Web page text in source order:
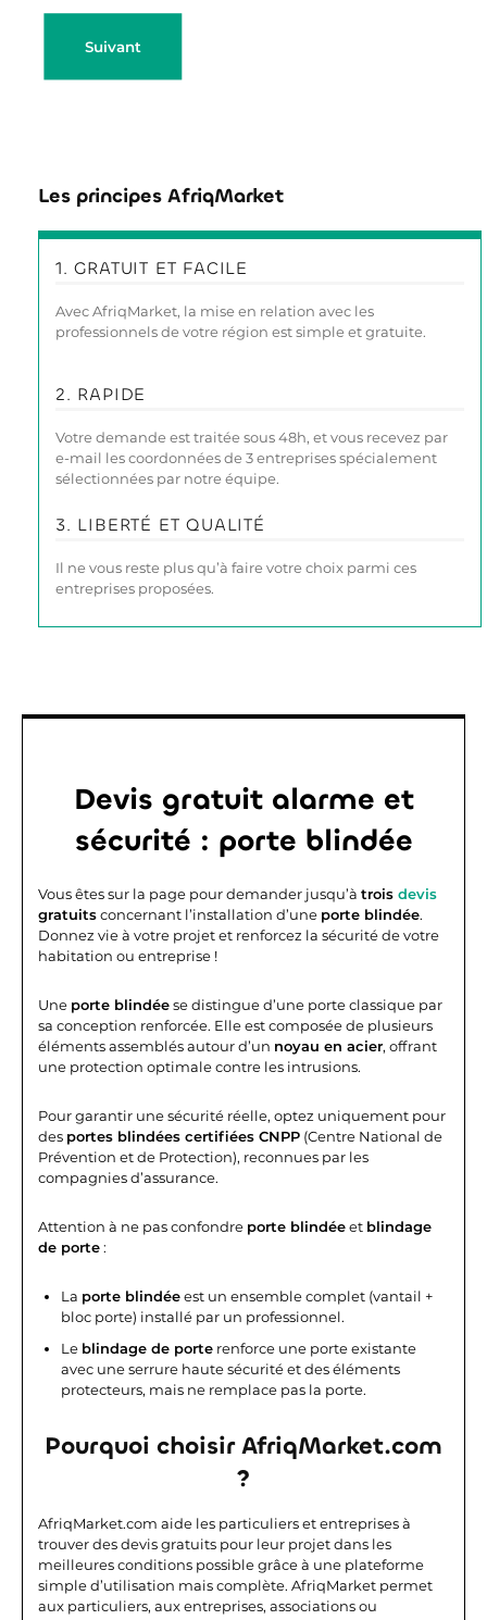
Suivant
Les principes AfriqMarket
1. GRATUIT ET FACILE
Avec AfriqMarket, la mise en relation avec les
professionnels de votre région est simple et gratuite.
2. RAPIDE
Votre demande est traitée sous 48h, et vous recevez par
e-mail les coordonnées de 3 entreprises spécialement
sélectionnées par notre équipe.
3. LIBERTÉ ET QUALITÉ
Il ne vous reste plus qu’à faire votre choix parmi ces
entreprises proposées.
Devis gratuit alarme et
sécurité : porte blindée
Vous êtes sur la page pour demander jusqu’à trois devis
gratuitsconcernant l’installation d’une porte blindée.
Donnez vie à votre projet et renforcez la sécurité de votre
habitation ou entreprise !
Une porte blindéese distingue d’une porte classique par
sa conception renforcée. Elle est composée de plusieurs
éléments assemblés autour d’un noyau en acier, offrant
une protection optimale contre les intrusions.
Pour garantir une sécurité réelle, optez uniquement pour
des portes blindées certifiées CNPP (Centre National de
Prévention et de Protection), reconnues par les
compagnies d’assurance.
Attention à ne pas confondre porte blindéeet blindage
de porte:
La porte blindéeest un ensemble complet (vantail +
bloc porte) installé par un professionnel.
Le blindage de porte renforce une porte existante
avec une serrure haute sécurité et des éléments
protecteurs, mais ne remplace pas la porte.
Pourquoi choisir AfriqMarket.com
?
AfriqMarket.com aide les particuliers et entreprises à
trouver des devis gratuits pour leur projet dans les
meilleures conditions possible grâce à une plateforme
simple d’utilisation mais complète. AfriqMarket permet
aux particuliers, aux entreprises, associations ou